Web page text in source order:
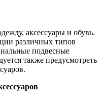
аксессуары и обувь.
различных типов
подвесные
также предусмотреть